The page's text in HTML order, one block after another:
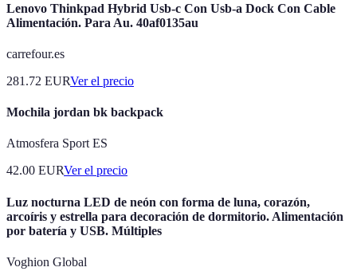
Lenovo Thinkpad Hybrid Usb-c Con Usb-a Dock Con Cable
Alimentación. Para Au. 40af0135au
carrefour.es
281.72 EURVer el precio
Mochila jordan bk backpack
Atmosfera Sport ES
42.00 EURVer el precio
Luz nocturna LED de neón con forma de luna, corazón,
arcoíris y estrella para decoración de dormitorio. Alimentación
por batería y USB. Múltiples
Voghion Global